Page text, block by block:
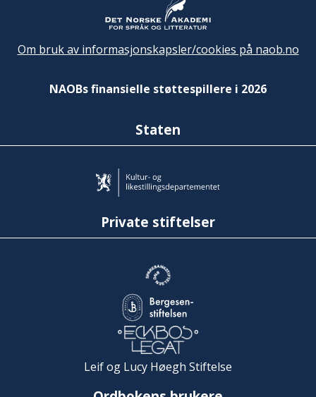
Om bruk av informasjonskapsler/cookies på naob.no
NAOBs finansielle støttespillere i 2026
Staten
Private stiftelser
Leif og Lucy Høegh Stiftelse